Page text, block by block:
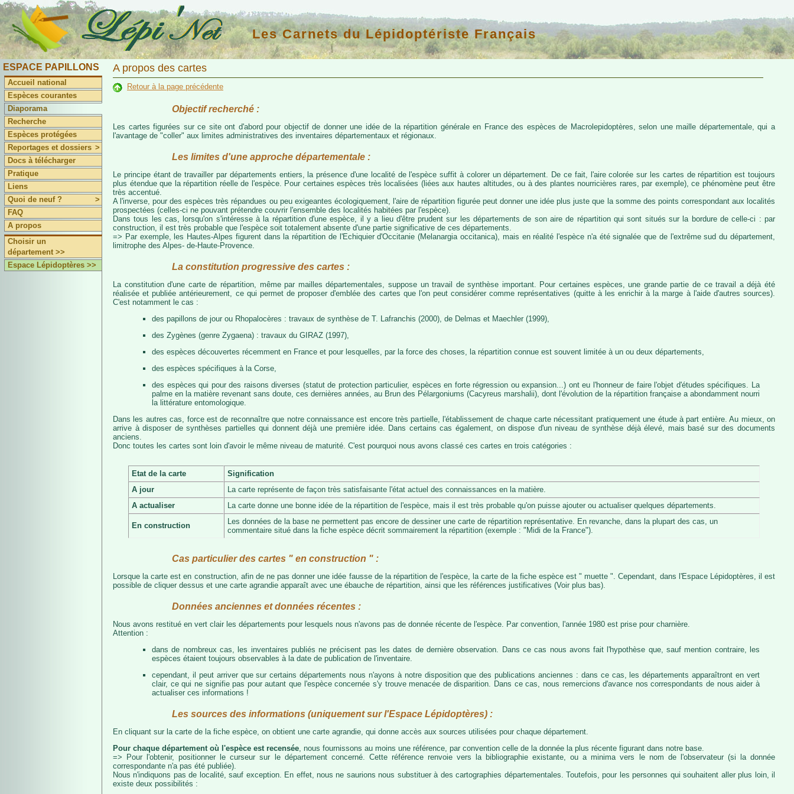
Les Carnets du Lépidoptériste Français
ESPACE PAPILLONS
Accueil national
Espèces courantes
Diaporama
Recherche
Espèces protégées
Reportages et dossiers >
Docs à télécharger
Pratique
Liens
Quoi de neuf ?
>
FAQ
A propos
Choisir un
département >>
Espace Lépidoptères >>
A propos des cartes
Retour à la page précédente
Objectif recherché :
Les cartes figurées sur ce site ont d'abord pour objectif de donner une idée de la répartition générale en France des espèces de Macrolepidoptères, selon une maille départementale, qui a
l'avantage de "coller" aux limites administratives des inventaires départementaux et régionaux.
Les limites d'une approche départementale :
Le principe étant de travailler par départements entiers, la présence d'une localité de l'espèce suffit à colorer un département. De ce fait, l'aire colorée sur les cartes de répartition est toujours
plus étendue que la répartition réelle de l'espèce. Pour certaines espèces très localisées (liées aux hautes altitudes, ou à des plantes nourricières rares, par exemple), ce phénomène peut être
très accentué.
A l'inverse, pour des espèces très répandues ou peu exigeantes écologiquement, l'aire de répartition figurée peut donner une idée plus juste que la somme des points correspondant aux localités
prospectées (celles-ci ne pouvant prétendre couvrir l'ensemble des localités habitées par l'espèce).
Dans tous les cas, lorsqu'on s'intéresse à la répartition d'une espèce, il y a lieu d'être prudent sur les départements de son aire de répartition qui sont situés sur la bordure de celle-ci : par
construction, il est très probable que l'espèce soit totalement absente d'une partie significative de ces départements.
=> Par exemple, les Hautes-Alpes figurent dans la répartition de l'Echiquier d'Occitanie (Melanargia occitanica), mais en réalité l'espèce n'a été signalée que de l'extrême sud du département,
limitrophe des Alpes- de-Haute-Provence.
La constitution progressive des cartes :
La constitution d'une carte de répartition, même par mailles départementales, suppose un travail de synthèse important. Pour certaines espèces, une grande partie de ce travail a déjà été
réalisée et publiée antérieurement, ce qui permet de proposer d'emblée des cartes que l'on peut considérer comme représentatives (quitte à les enrichir à la marge à l'aide d'autres sources).
C'est notamment le cas :
des papillons de jour ou Rhopalocères : travaux de synthèse de T. Lafranchis (2000), de Delmas et Maechler (1999),
des Zygènes (genre Zygaena) : travaux du GIRAZ (1997),
des espèces découvertes récemment en France et pour lesquelles, par la force des choses, la répartition connue est souvent limitée à un ou deux départements,
des espèces spécifiques à la Corse,
des espèces qui pour des raisons diverses (statut de protection particulier, espèces en forte régression ou expansion...) ont eu l'honneur de faire l'objet d'études spécifiques. La
palme en la matière revenant sans doute, ces dernières années, au Brun des Pélargoniums (Cacyreus marshalii), dont l'évolution de la répartition française a abondamment nourri
la littérature entomologique.
Dans les autres cas, force est de reconnaître que notre connaissance est encore très partielle, l'établissement de chaque carte nécessitant pratiquement une étude à part entière. Au mieux, on
arrive à disposer de synthèses partielles qui donnent déjà une première idée. Dans certains cas également, on dispose d'un niveau de synthèse déjà élevé, mais basé sur des documents
anciens.
Donc toutes les cartes sont loin d'avoir le même niveau de maturité. C'est pourquoi nous avons classé ces cartes en trois catégories :
Etat de la carte
Signification
A jour
La carte représente de façon très satisfaisante l'état actuel des connaissances en la matière.
A actualiser
La carte donne une bonne idée de la répartition de l'espèce, mais il est très probable qu'on puisse ajouter ou actualiser quelques départements.
En construction
Les données de la base ne permettent pas encore de dessiner une carte de répartition représentative. En revanche, dans la plupart des cas, un
commentaire situé dans la fiche espèce décrit sommairement la répartition (exemple : "Midi de la France").
Cas particulier des cartes " en construction " :
Lorsque la carte est en construction, afin de ne pas donner une idée fausse de la répartition de l'espèce, la carte de la fiche espèce est " muette ". Cependant, dans l'Espace Lépidoptères, il est
possible de cliquer dessus et une carte agrandie apparaît avec une ébauche de répartition, ainsi que les références justificatives (Voir plus bas).
Données anciennes et données récentes :
Nous avons restitué en vert clair les départements pour lesquels nous n'avons pas de donnée récente de l'espèce. Par convention, l'année 1980 est prise pour charnière.
Attention :
dans de nombreux cas, les inventaires publiés ne précisent pas les dates de dernière observation. Dans ce cas nous avons fait l'hypothèse que, sauf mention contraire, les
espèces étaient toujours observables à la date de publication de l'inventaire.
cependant, il peut arriver que sur certains départements nous n'ayons à notre disposition que des publications anciennes : dans ce cas, les départements apparaîtront en vert
clair, ce qui ne signifie pas pour autant que l'espèce concernée s'y trouve menacée de disparition. Dans ce cas, nous remercions d'avance nos correspondants de nous aider à
actualiser ces informations !
Les sources des informations (uniquement sur l'Espace Lépidoptères) :
En cliquant sur la carte de la fiche espèce, on obtient une carte agrandie, qui donne accès aux sources utilisées pour chaque département.
Pour chaque département où l'espèce est recensée , nous fournissons au moins une référence, par convention celle de la donnée la plus récente figurant dans notre base.
=> Pour l'obtenir, positionner le curseur sur le département concerné. Cette référence renvoie vers la bibliographie existante, ou a minima vers le nom de l'observateur (si la donnée
correspondante n'a pas été publiée).
Nous n'indiquons pas de localité, sauf exception. En effet, nous ne saurions nous substituer à des cartographies départementales. Toutefois, pour les personnes qui souhaitent aller plus loin, il
existe deux possibilités :